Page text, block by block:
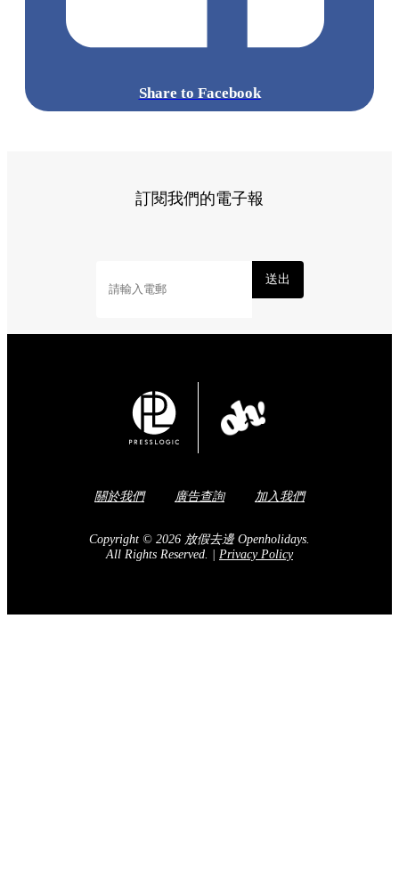
Share to Facebook
訂閱我們的電子報
送出
關於我們 廣告查詢 加入我們
Copyright © 2026 放假去邊 Openholidays.
All Rights Reserved. | Privacy Policy